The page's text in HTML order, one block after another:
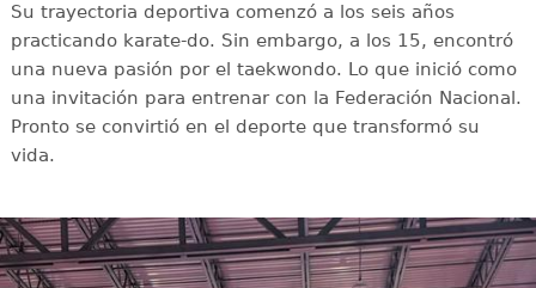
Su trayectoria deportiva comenzó a los seis años
practicando karate-do. Sin embargo, a los 15, encontró
una nueva pasión por el taekwondo. Lo que inició como
una invitación para entrenar con la Federación Nacional.
Pronto se convirtió en el deporte que transformó su
vida.